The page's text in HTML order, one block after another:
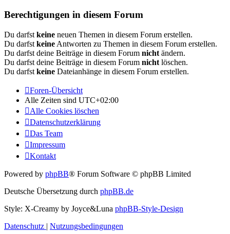
Berechtigungen in diesem Forum
Du darfst keine neuen Themen in diesem Forum erstellen.
Du darfst keine Antworten zu Themen in diesem Forum erstellen.
Du darfst deine Beiträge in diesem Forum nicht ändern.
Du darfst deine Beiträge in diesem Forum nicht löschen.
Du darfst keine Dateianhänge in diesem Forum erstellen.
Foren-Übersicht
Alle Zeiten sind UTC+02:00
Alle Cookies löschen
Datenschutzerklärung
Das Team
Impressum
Kontakt
Powered by phpBB® Forum Software © phpBB Limited
Deutsche Übersetzung durch phpBB.de
Style: X-Creamy by Joyce&Luna phpBB-Style-Design
Datenschutz | Nutzungsbedingungen